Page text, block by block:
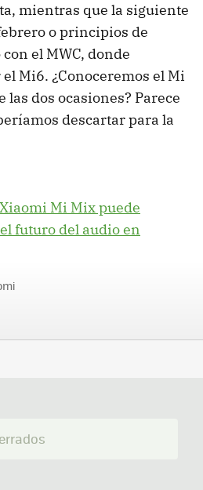
mientras que la siguiente
o principios de
el MWC, donde
Mi6. ¿Conoceremos el Mi
las dos ocasiones? Parece
descartar para la
Mi Mix puede
futuro del audio en